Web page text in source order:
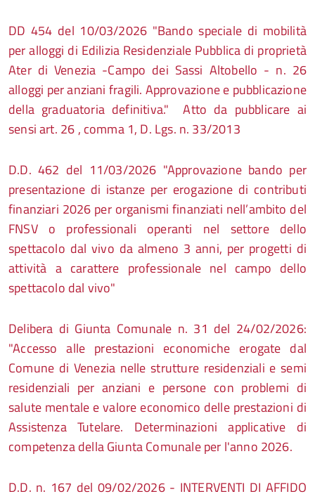
DD 454 del 10/03/2026 "Bando speciale di mobilità
per alloggi di Edilizia Residenziale Pubblica di proprietà
Ater di Venezia -Campo dei Sassi Altobello - n. 26
alloggi per anziani fragili. Approvazione e pubblicazione
della graduatoria definitiva." Atto da pubblicare ai
sensi art. 26 , comma 1, D. Lgs. n. 33/2013
D.D. 462 del 11/03/2026 "Approvazione bando per
presentazione di istanze per erogazione di contributi
finanziari 2026 per organismi finanziati nell’ambito del
FNSV o professionali operanti nel settore dello
spettacolo dal vivo da almeno 3 anni, per progetti di
attività a carattere professionale nel campo dello
spettacolo dal vivo"
Delibera di Giunta Comunale n. 31 del 24/02/2026:
"Accesso alle prestazioni economiche erogate dal
Comune di Venezia nelle strutture residenziali e semi
residenziali per anziani e persone con problemi di
salute mentale e valore economico delle prestazioni di
Assistenza Tutelare. Determinazioni applicative di
competenza della Giunta Comunale per l'anno 2026.
D.D. n. 167 del 09/02/2026 - INTERVENTI DI AFFIDO